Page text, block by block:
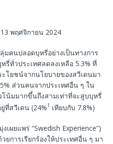
พฤศจิกายน 2024
มคนปลอดบุหรี่อย่างเป็นทางการ
ทั่วประเทศลดลงเหลือ 5.3% ที่
โยชน์จากนโยบายของสวีเดนมา
ส่วนคนจากประเทศอื่น ๆ ใน
น้มมากขึ้นถึงสามเท่าที่จะสูบบุหรี่
ที่สวีเดน (24%1 เทียบกับ 7.8%)
เผยแพร่ “Swedish Experience”)
การเรียกร้องให้ประเทศอื่น ๆ มา